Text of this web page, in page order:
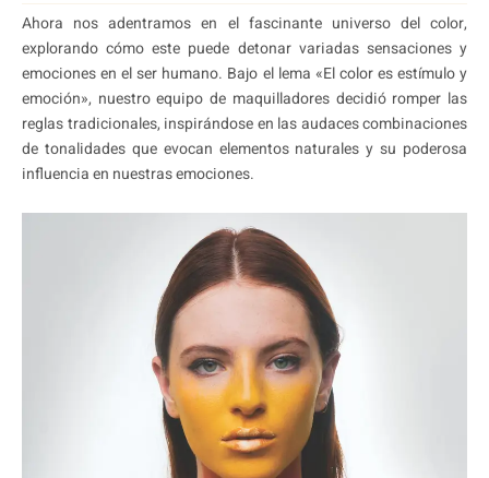
Ahora nos adentramos en el fascinante universo del color,
explorando cómo este puede detonar variadas sensaciones y
emociones en el ser humano. Bajo el lema «El color es estímulo y
emoción», nuestro equipo de maquilladores decidió romper las
reglas tradicionales, inspirándose en las audaces combinaciones
de tonalidades que evocan elementos naturales y su poderosa
influencia en nuestras emociones.